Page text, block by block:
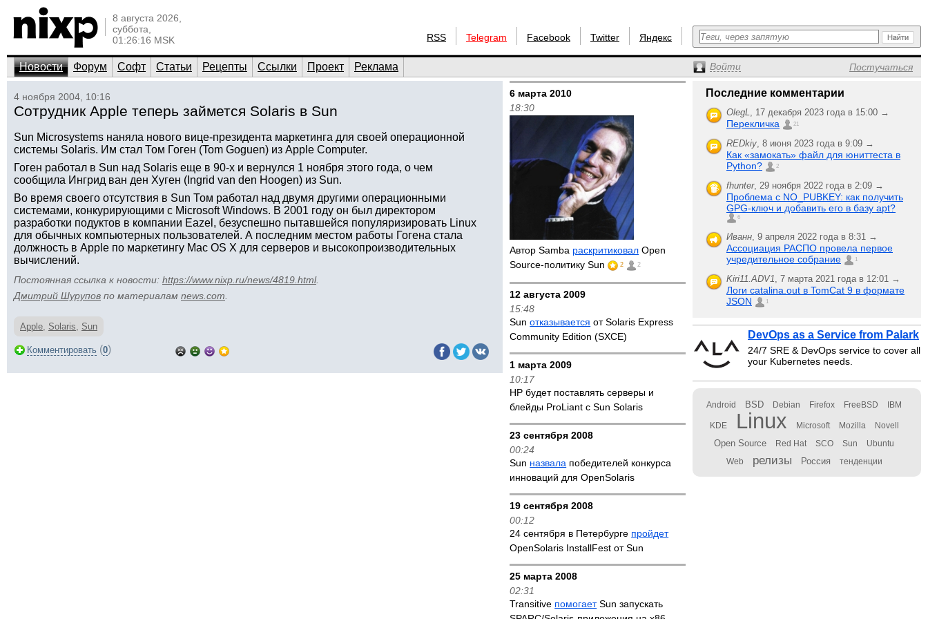
8 августа 2026,
суббота,
01:26:16 MSK
RSS Telegram Facebook Twitter Яндекс
Новости Форум Софт Статьи Рецепты Ссылки Проект Реклама Войти Постучаться
4 ноября 2004, 10:16
Сотрудник Apple теперь займется Solaris в Sun
Sun Microsystems наняла нового вице-президента маркетинга для своей операционной
системы Solaris. Им стал Том Гоген (Tom Goguen) из Apple Computer.
Гоген работал в Sun над Solaris еще в 90-х и вернулся 1 ноября этого года, о чем
сообщила Ингрид ван ден Хуген (Ingrid van den Hoogen) из Sun.
Во время своего отсутствия в Sun Том работал над двумя другими операционными
системами, конкурирующими с Microsoft Windows. В 2001 году он был директором
разработки подуктов в компании Eazel, безуспешно пытавшейся популяризировать Linux
для обычных компьютерных пользователей. А последним местом работы Гогена стала
должность в Apple по маркетингу Mac OS X для серверов и высокопроизводительных
вычислений.
Постоянная ссылка к новости: https://www.nixp.ru/news/4819.html.
Дмитрий Шурупов по материалам news.com
Apple, Solaris, Sun
Комментировать (0)
6 марта 2010
18:30
Автор Samba раскритиковал Open
Source-политику Sun
2 2
12 августа 2009
15:48
Sunотказывается от Solaris Express
Community Edition (SXCE)
1 марта 2009
10:17
HP будет поставлять серверы и
блейды ProLiant с Sun Solaris
23 сентября 2008
00:24
Sun назвала победителей конкурса
инноваций для OpenSolaris
19 сентября 2008
00:12
24 сентября в Петербурге пройдет
OpenSolaris InstallFest от Sun
25 марта 2008
02:31
Transitive помогаетSun запускать
Последние комментарии
OlegL, 17 декабря 2023 года в 15:00 →
Перекличка 21
REDkiy, 8 июня 2023 года в 9:09 →
Как «замокать» файл для юниттеста в
Python?
2
fhunter, 29 ноября 2022 года в 2:09 →
Проблема с NO_PUBKEY: как получить
GPG-ключ и добавить его в базу apt?
6
Иванн, 9 апреля 2022 года в 8:31 →
Ассоциация РАСПО провела первое
учредительное собрание
1
Kiri11.ADV1, 7 марта 2021 года в 12:01 →
Логи catalina.out в TomCat 9 в формате
JSON
1
DevOps as a Service from Palark
24/7 SRE & DevOps service to cover all
your Kubernetes needs.
Android BSD Debian Firefox FreeBSD IBM
KDE Linux Microsoft Mozilla Novell
Open Source Red Hat SCO Sun Ubuntu
Web релизы Россия тенденции